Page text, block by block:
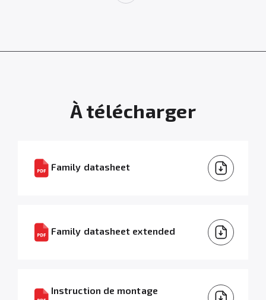
À télécharger
Family datasheet
Family datasheet extended
Instruction de montage